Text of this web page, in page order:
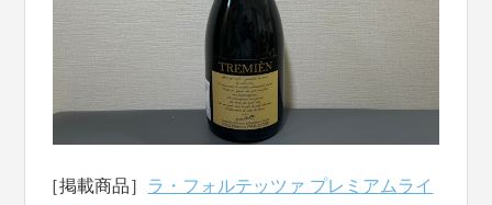
［掲載商品］ ラ・フォルテッツァ プレミアムライ